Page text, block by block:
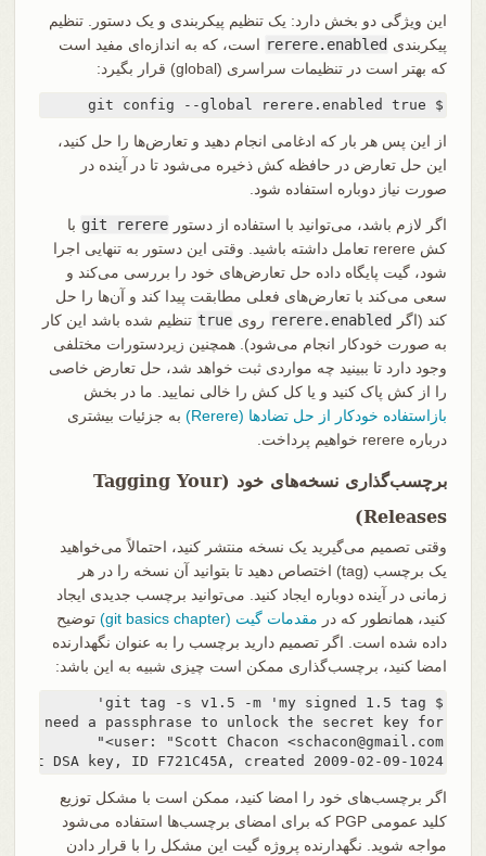
این ویژگی دو بخش دارد: یک تنظیم پیکربندی و یک دستور. تنظیم
پیکربندی rerere.enabled است، که به اندازه‌ای مفید است
که بهتر است در تنظیمات سراسری (global) قرار بگیرد:
$ git config --global rerere.enabled true
از این پس هر بار که ادغامی انجام دهید و تعارض‌ها را حل کنید،
این حل تعارض در حافظه کش ذخیره می‌شود تا در آینده در
صورت نیاز دوباره استفاده شود.
اگر لازم باشد، می‌توانید با استفاده از دستور git rerere با
کش rerere تعامل داشته باشید. وقتی این دستور به تنهایی اجرا
شود، گیت پایگاه داده حل تعارض‌های خود را بررسی می‌کند و
سعی می‌کند با تعارض‌های فعلی مطابقت پیدا کند و آن‌ها را حل
کند (اگر
rerere.enabled روی true تنظیم شده باشد این کار
به صورت خودکار انجام می‌شود). همچنین زیردستورات مختلفی
وجود دارد تا ببینید چه مواردی ثبت خواهد شد، حل تعارض خاصی
را از کش پاک کنید و یا کل کش را خالی نمایید. ما در بخش
بازاستفاده خودکار از حل تضادها (Rerere)
به جزئیات بیشتری
درباره rerere خواهیم پرداخت.
برچسب‌گذاری نسخه‌های خود (Tagging Your
Releases)
وقتی تصمیم می‌گیرید یک نسخه منتشر کنید، احتمالاً می‌خواهید
یک برچسب (tag) اختصاص دهید تا بتوانید آن نسخه را در هر
زمانی در آینده دوباره ایجاد کنید. می‌توانید برچسب جدیدی ایجاد
کنید، همانطور که در مقدمات گیت (git basics chapter)
توضیح
داده شده است. اگر تصمیم دارید برچسب را به عنوان نگهدارنده
امضا کنید، برچسب‌گذاری ممکن است چیزی شبیه به این باشد:
1024-bit DSA key, ID F721C45A, created 2009-02-09
اگر برچسب‌های خود را امضا کنید، ممکن است با مشکل توزیع
کلید عمومی PGP که برای امضای برچسب‌ها استفاده می‌شود
مواجه شوید. نگهدارنده پروژه گیت این مشکل را با قرار دادن